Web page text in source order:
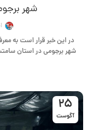
شهر
در این خبر قرار است به
شهر برجومی در استان
25
آگوست